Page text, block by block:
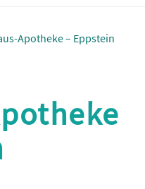
Apotheke – Eppstein